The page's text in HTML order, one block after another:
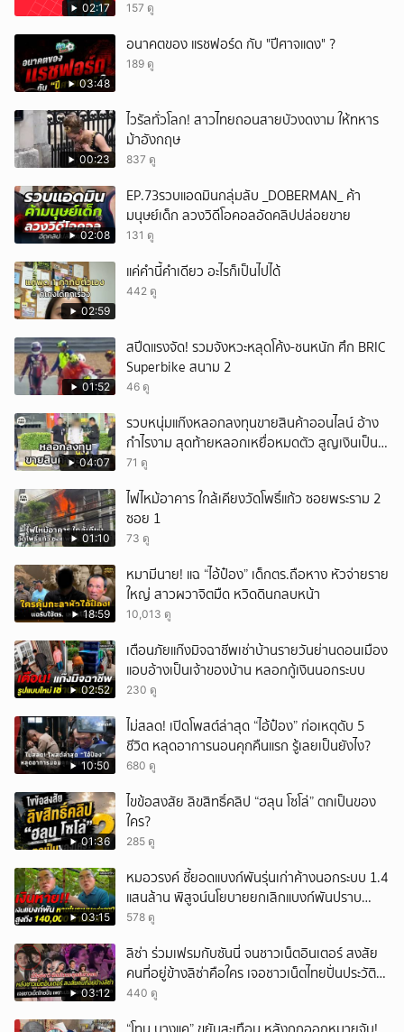
02:17 157 ดู
03:48
อนาคตของ แรชฟอร์ด กับ "ปีศาจแดง" ?
189 ดู
00:23
ไวรัลทั่วโลก! สาวไทยถอนสายบัวงดงาม ให้ทหาร
ม้าอังกฤษ
837 ดู
02:08
EP.73รวบแอดมินกลุ่มลับ _DOBERMAN_ ค้า
มนุษย์เด็ก ลวงวิดีโอคอลอัดคลิปปล่อยขาย
131 ดู
02:59
แค่คำนี้คำเดียว อะไรก็เป็นไปได้
442 ดู
01:52
สปีดแรงจัด! รวมจังหวะหลุดโค้ง-ชนหนัก ศึก BRIC
Superbike สนาม 2
46 ดู
04:07
รวบหนุ่มแก๊งหลอกลงทุนขายสินค้าออนไลน์ อ้าง
กำไรงาม สุดท้ายหลอกเหยื่อหมดตัว สูญเงินเป็น
แสนบาท ยังให้การปฏิเสธ
71 ดู
01:10
ไฟไหม้อาคาร ใกล้เคียงวัดโพธิ์แก้ว ซอยพระราม 2
ซอย 1
73 ดู
18:59
หมามีนาย! แฉ “ไอ้ป๋อง” เด็กตร.ถือหาง หัวจ่ายราย
ใหญ่ สาวผวาจิตมืด หวิดดินกลบหน้า
10,013 ดู
02:52
เตือนภัยแก๊งมิจฉาชีพเช่าบ้านรายวันย่านดอนเมือง
แอบอ้างเป็นเจ้าของบ้าน หลอกกู้เงินนอกระบบ
230 ดู
10:50
ไม่สลด! เปิดโพสต์ล่าสุด “ไอ้ป๋อง” ก่อเหตุดับ 5
ชีวิต หลุดอาการนอนคุกคืนแรก รู้เลยเป็นยังไง?
680 ดู
01:36
ไขข้อสงสัย ลิขสิทธิ์คลิป “ฮลุน โซโล่” ตกเป็นของ
ใคร?
285 ดู
03:15
หมอวรงค์ ชี้ยอดแบงก์พันรุ่นเก่าค้างนอกระบบ 1.4
แสนล้าน พิสูจน์นโยบายยกเลิกแบงก์พันปราบ
ธุรกิจสีเทา
578 ดู
03:12
ลิซ่า ร่วมเฟรมกับซันนี่ จนชาวเน็ตอินเตอร์ สงสัย
คนที่อยู่ข้างลิซ่าคือใคร เจอชาวเน็ตไทยปั่นประวัติ
ชายคนนี้ไม่ธรรมดา
440 ดู